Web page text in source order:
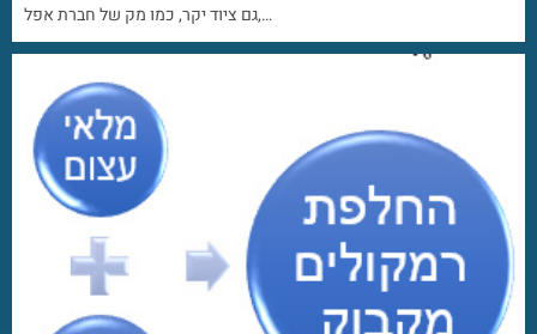
גם ציוד יקר, כמו מק של חברת אפל,…